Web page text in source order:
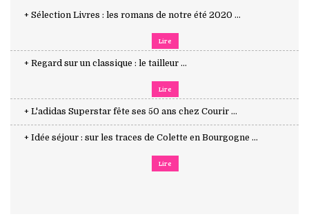
+ Sélection Livres : les romans de notre été 2020 ...
Lire
+ Regard sur un classique : le tailleur ...
Lire
+ L'adidas Superstar fête ses 50 ans chez Courir ...
+ Idée séjour : sur les traces de Colette en Bourgogne ...
Lire